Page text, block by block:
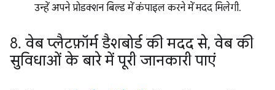
उन्हें अपने प्रोडक्शन बिल्ड में कंपाइल करने में मदद मिलेगी.
8. वेब प्लैटफ़ॉर्म डैशबोर्ड की मदद से, वेब की
सुविधाओं के बारे में पूरी जानकारी पाएं